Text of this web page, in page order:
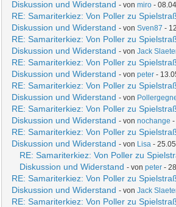
Diskussion und Widerstand - vonmiro -
RE: Samariterkiez: Von Poller zu
Diskussion und Widerstand - vonSven87 -
RE: Samariterkiez: Von Poller zu
Diskussion und Widerstand - vonJack
RE: Samariterkiez: Von Poller zu
Diskussion und Widerstand - vonpeter -
RE: Samariterkiez: Von Poller zu
Diskussion und Widerstand - von
RE: Samariterkiez: Von Poller zu
Diskussion und Widerstand - vonnochange -
RE: Samariterkiez: Von Poller zu
Diskussion und Widerstand - von Lisa -
RE: Samariterkiez: Von Poller zu
Diskussion und Widerstand - vonpeter -
RE: Samariterkiez: Von Poller zu
Diskussion und Widerstand - vonJack
RE: Samariterkiez: Von Poller zu